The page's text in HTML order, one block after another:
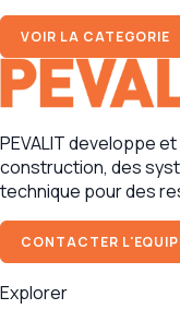
VOIR LA CATEGORIE
PEVALIT developpe
construction, des
technique pour des
CONTACTER
Explorer